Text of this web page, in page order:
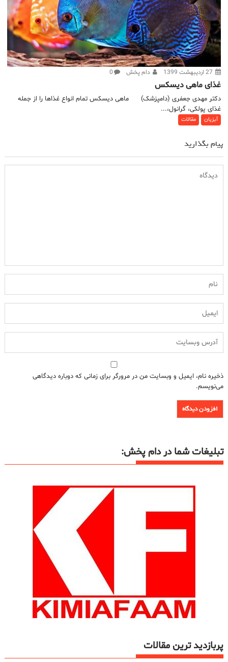
دام پخش 0
غذای ماهی دیسکس
دکتر مهدی جعفری (دامپزشک) ماهی دیسکس تمام انواع غذاها را از جمله
غذای پولکی، گرانول،...
آبزیان مقالات
پیام بگذارید
ذخیره نام، ایمیل و وبسایت من در مرورگر برای زمانی که دوباره دیدگاهی
می‌نویسم.
تبلیغات شما در دام پخش:
پربازدید ترین مقالات